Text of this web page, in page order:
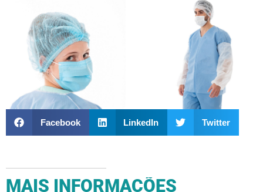
Facebook LinkedIn Twitter
MAIS INFORMAÇÕES